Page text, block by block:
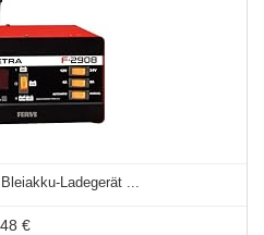
Ladegerät ...
€